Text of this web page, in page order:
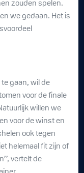
zouden spelen.
we gedaan. Het is
gaan, wil de
voor de finale
willen we
voor de winst en
ook tegen
helemaal fit zijn of
vertelt de